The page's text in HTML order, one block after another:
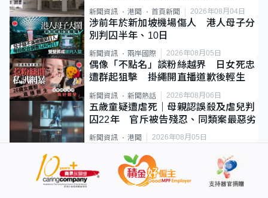
新聞資訊 港聞 首頁新聞 2026年08月04日
涉前年於新加坡機場傷人 港人母子分
別判囚半年、10日
新聞資訊 兩岸國際 2026年08月05日
偶像「不點名」談粉絲越界 日女死忠
遭群起狙擊 掛繩開直播道歉後輕生
新聞資訊 新聞熱話 2026年08月06日
五歲童疑遭虐死｜母親認誤殺及虐兒判
囚22年 官斥被告殘忍、同類案最惡劣
新聞資訊 港聞 2026年08月05日